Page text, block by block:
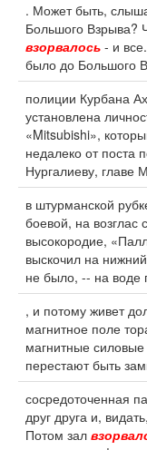
. Может быть,
Большого Взрыва?
взорвалось - и
было до Большого
полиции Курбана
установлена
«Mitsubishi»,
недалеко от поста
Нургалиеву, главе
в штурманской
боевой, на
высокородие,
выскочил на
не было, -- на воде
, и потому живет
магнитное поле
магнитные
перестают быть
сосредоточенная
друг друга и,
Потом зал